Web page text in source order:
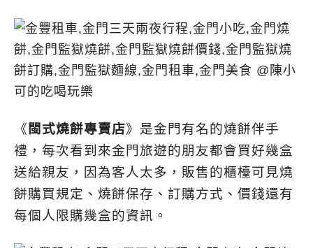
《 閩式燒餅專賣店》是金門有名的燒餅伴手
禮，每次看到來金門旅遊的朋友都會買好幾盒
送給親友，因為客人太多，販售的櫃檯可見燒
餅購買規定、燒餅保存、訂購方式、價錢還有
每個人限購幾盒的資訊。